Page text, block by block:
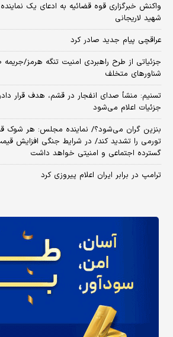
واکنش خبرگزاری قوه قضائیه به ادعای یک
شهید لاریجانی
عراقچی پیام جدید صادر کرد
شناورهای متخلف
تسنیم: منشأ صدای انفجار در قشم، هدف قرار
جزئیات اعلام می‌شود
بنزین گران می‌شود؟/ نماینده مجلس: هر شوک
تورمی را تشدید کند/ در شرایط جنگی افزایش
گسترده اجتماعی و امنیتی خواهد داشت
ترامپ در برابر ایران اعلام پیروزی کرد